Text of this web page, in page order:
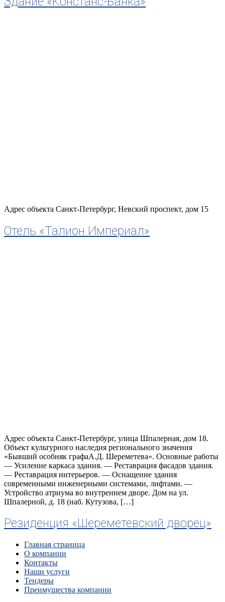
Адрес объекта Санкт-Петербург, Невский проспект, дом 15
Отель «Талион Империал»
Адрес объекта Санкт-Петербург, улица Шпалерная, дом 18.
Объект культурного наследия регионального значения
«Бывший особняк графаА.Д. Шереметева». Основные работы
— Усиление каркаса здания. — Реставрация фасадов здания.
— Реставрация интерьеров. — Оснащение здания
современными инженерными системами, лифтами. —
Устройство атриума во внутреннем дворе. Дом на ул.
Шпалерной, д. 18 (наб. Кутузова, […]
Резиденция «Шереметевский дворец»
Главная страница
О компании
Контакты
Наши услуги
Тендеры
Преимущества компании